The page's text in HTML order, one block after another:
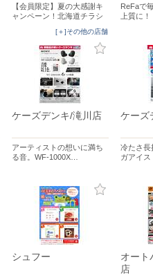
【会員限定】夏の大感謝キ
ャンペーン！北海道チラシ
[＋]その他の店舗
ReFaで
上質に！
ケーズデンキ/滝川店
アーティストの想いに満ち
る音。WF-1000X…
ケーズ
冷たさ長
ガアイス
シュフー
オート
店